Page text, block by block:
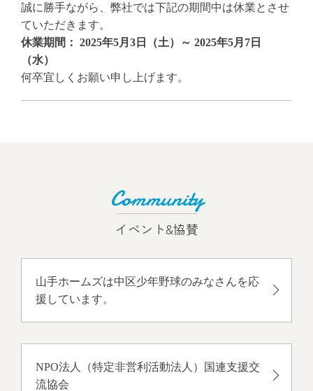
誠に勝手ながら、弊社では下記の期間中は休業とさせ
ていただきます。
休業期間： 2025年5月3日（土）～ 2025年5月7日
（水）
何卒宜しくお願い申し上げます。
Community
イベント&協賛
山手ホームズは中区少年野球のみなさんを応
援しています。
NPO法人（特定非営利活動法人）国連支援交
流協会